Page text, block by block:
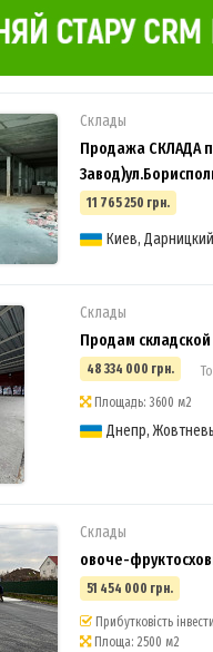
Склады
Продажа СКЛАДА
11 765 250 грн.
Киев, Дарницкий
Склады
Продам
48 334 000 грн.
Площадь: 3600 м2
Днепр,
Склады
овоче-
51 454 000 грн.
Прибутковість
Площа: 2500 м2